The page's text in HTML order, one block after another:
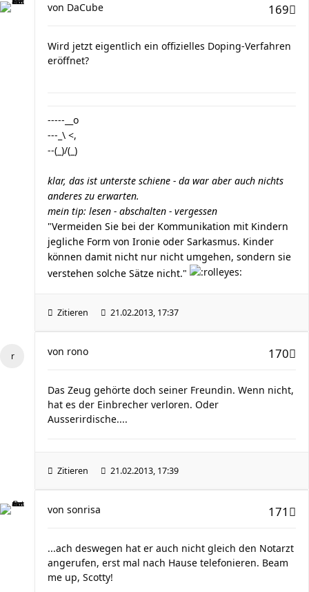
169
von DaCube
Wird jetzt eigentlich ein offizielles Doping-Verfahren
eröffnet?
-----__o
---_\ <,
--(_)/(_)
klar, das ist unterste schiene - da war aber auch nichts
anderes zu erwarten.
mein tip: lesen - abschalten - vergessen
"Vermeiden Sie bei der Kommunikation mit Kindern
jegliche Form von Ironie oder Sarkasmus. Kinder
können damit nicht nur nicht umgehen, sondern sie
verstehen solche Sätze nicht."
Zitieren 21.02.2013, 17:37
170
von rono
Das Zeug gehörte doch seiner Freundin. Wenn nicht,
hat es der Einbrecher verloren. Oder
Ausserirdische....
Zitieren 21.02.2013, 17:39
171
von sonrisa
...ach deswegen hat er auch nicht gleich den Notarzt
angerufen, erst mal nach Hause telefonieren. Beam
me up, Scotty!